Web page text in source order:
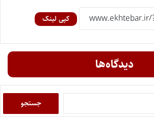
کپی لینک
دیدگاه‌ها